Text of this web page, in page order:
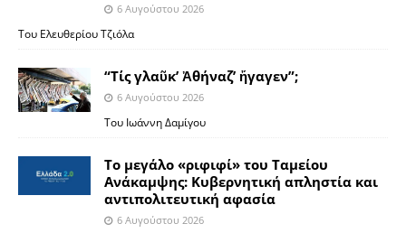
6 Αυγούστου 2026
Του Ελευθερίου Τζιόλα
“Τίς γλαῦκ’ Ἀθήναζ’ ἤγαγεν”;
6 Αυγούστου 2026
Του Ιωάννη Δαμίγου
Το μεγάλο «ριφιφί» του Ταμείου
Ανάκαμψης: Κυβερνητική απληστία και
αντιπολιτευτική αφασία
6 Αυγούστου 2026